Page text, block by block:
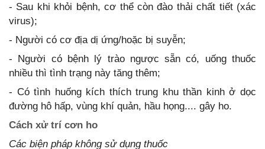
- Sau khi khỏi bệnh, cơ thể còn đào thải chất tiết (xác
virus);
- Người có cơ địa dị ứng/hoặc bị suyễn;
- Người có bệnh lý trào ngược sẵn có, uống thuốc
nhiều thì tình trạng này tăng thêm;
- Có tình huống kích thích trung khu thần kinh ở dọc
đường hô hấp, vùng khí quản, hầu họng.... gây ho.
Cách xử trí cơn ho
Các biện pháp không sử dụng thuốc